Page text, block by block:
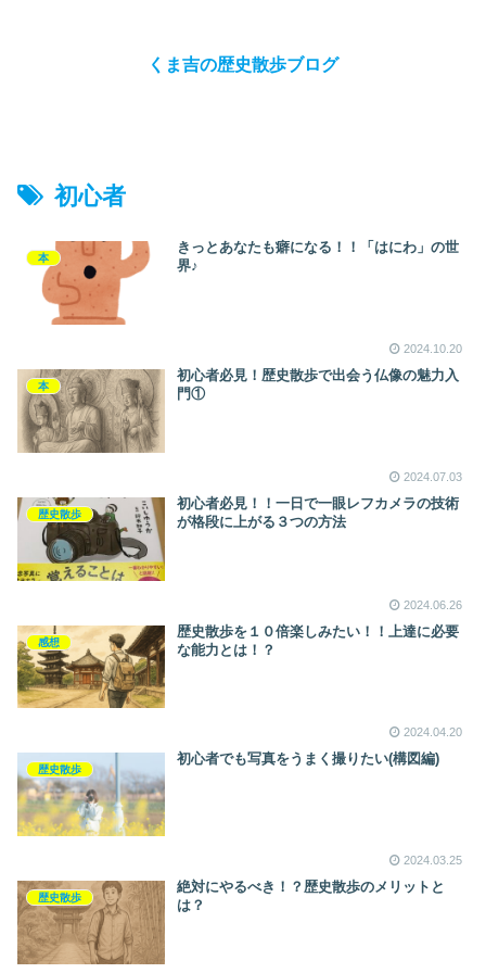
くま吉の歴史散歩ブログ
初心者
本
きっとあなたも癖になる！！「はにわ」の世
界♪
2024.10.20
本
初心者必見！歴史散歩で出会う仏像の魅力入
門①
2024.07.03
歴史散歩
初心者必見！！一日で一眼レフカメラの技術
が格段に上がる３つの方法
2024.06.26
感想
歴史散歩を１０倍楽しみたい！！上達に必要
な能力とは！？
2024.04.20
歴史散歩
初心者でも写真をうまく撮りたい(構図編)
2024.03.25
歴史散歩
絶対にやるべき！？歴史散歩のメリットと
は？